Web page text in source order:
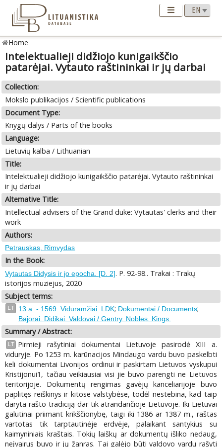
Home
Intelektualieji didžiojo kunigaikščio
patarėjai. Vytauto raštininkai ir jų darbai
Collection:
Mokslo publikacijos / Scientific publications
Document Type:
Knygų dalys / Parts of the books
Language:
Lietuvių kalba / Lithuanian
Title:
Intelektualieji didžiojo kunigaikščio patarėjai. Vytauto raštininkai
ir jų darbai
Alternative Title:
Intellectual advisers of the Grand duke: Vytautas' clerks and their
work
Authors:
Petrauskas, Rimvydas
In the Book:
Vytautas Didysis ir jo epocha. [D. 2]. P. 92-98.. Trakai : Trakų
istorijos muziejus, 2020
Subject terms:
LT 13 a. - 1569. Viduramžiai. LDK; Dokumentai / Documents;
Bajorai. Didikai. Valdovai / Gentry. Nobles. Kings.
Summary / Abstract:
LT
Pirmieji rašytiniai dokumentai Lietuvoje pasirodė XIII a.
viduryje. Po 1253 m. karūnacijos Mindaugo vardu buvo paskelbti
keli dokumentai Livonijos ordinui ir paskirtam Lietuvos vyskupui
Kristijonui1, tačiau veikiausiai visi jie buvo parengti ne Lietuvos
teritorijoje. Dokumentų rengimas gavėjų kanceliarijoje buvo
paplitęs reiškinys ir kitose valstybėse, todėl nestebina, kad taip
daryta rašto tradiciją dar tik atrandančioje Lietuvoje. Iki Lietuvai
galutinai priimant krikščionybę, taigi iki 1386 ar 1387 m., raštas
vartotas tik tarptautinėje erdvėje, palaikant santykius su
kaimyniniais kraštais. Tokių laiškų ar dokumentų išliko nedaug,
neįvairus buvo ir jų žanras. Tai galėjo būti valdovo vardu rašyti